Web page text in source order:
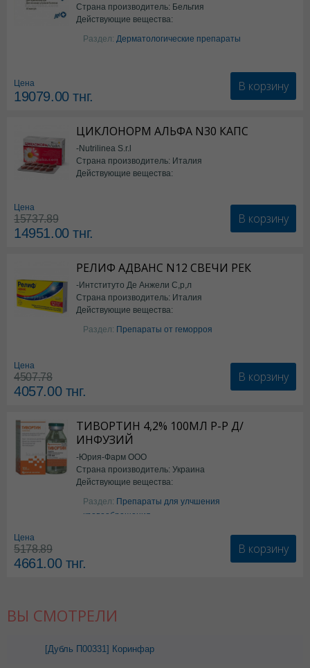
Страна производитель: Бельгия
Действующие вещества:
Изотретиноин
Раздел: Дерматологические препараты
Цена
19079.00тнг.
В корзину
ЦИКЛОНОРМ АЛЬФА N30 КАПС
-Nutrilinea S.r.l
Страна производитель: Италия
Действующие вещества:
Цена
15737.89
14951.00тнг.
В корзину
РЕЛИФ АДВАНС N12 СВЕЧИ РЕК
-Интституто Де Анжели С,р,л
Страна производитель: Италия
Действующие вещества:
Бензокаин
Раздел: Препараты от геморроя
Цена
4507.78
4057.00тнг.
В корзину
ТИВОРТИН 4,2% 100МЛ Р-Р Д/
ИНФУЗИЙ
-Юрия-Фарм ООО
Страна производитель: Украина
Действующие вещества:
Аргинин
Раздел: Препараты для улчшения
кровообращения
Цена
5178.89
4661.00тнг.
В корзину
ВЫ СМОТРЕЛИ
[Дубль П00331] Коринфар